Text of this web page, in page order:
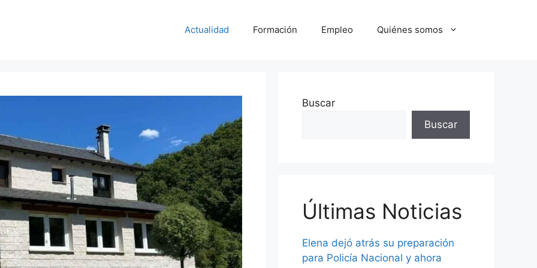
Actualidad Formación Empleo Quiénes somos
Buscar
Buscar
Últimas Noticias
Elena dejó atrás su preparación
para Policía Nacional y ahora